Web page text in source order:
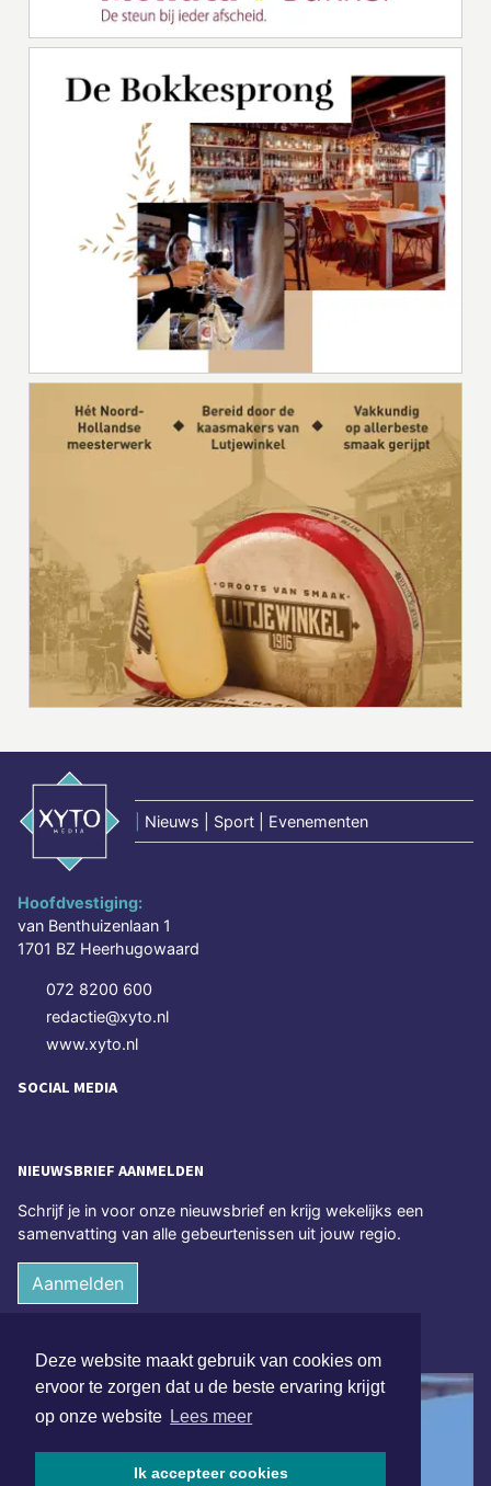
Deze website maakt gebruik van cookies om
ervoor te zorgen dat u de beste ervaring krijgt
op onze website Lees meer
Ik accepteer cookies
Nieuws | Sport | Evenementen
Hoofdvestiging:
van Benthuizenlaan 1
1701 BZ Heerhugowaard
072 8200 600
redactie@xyto.nl
www.xyto.nl
SOCIAL MEDIA
NIEUWSBRIEF AANMELDEN
Schrijf je in voor onze nieuwsbrief en krijg wekelijks een
samenvatting van alle gebeurtenissen uit jouw regio.
Aanmelden